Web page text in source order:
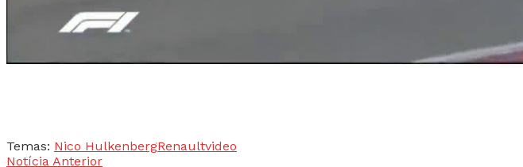
Temas: Nico HulkenbergRenaultvideo
Notícia Anterior